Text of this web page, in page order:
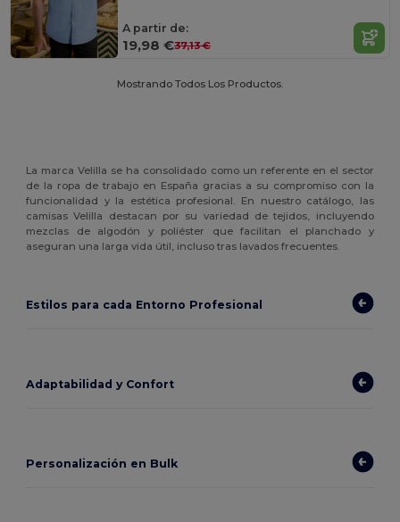
A partir de:
19,98 €37,13 €
Mostrando Todos Los Productos.
La marca Velilla se ha consolidado como un referente en el sector
de la ropa de trabajo en España gracias a su compromiso con la
funcionalidad y la estética profesional. En nuestro catálogo, las
camisas Velilla destacan por su variedad de tejidos, incluyendo
mezclas de algodón y poliéster que facilitan el planchado y
aseguran una larga vida útil, incluso tras lavados frecuentes.
Estilos para cada Entorno Profesional
Adaptabilidad y Confort
Personalización en Bulk